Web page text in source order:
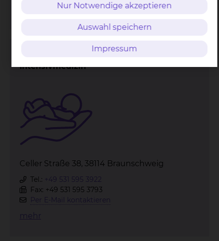
Neonatologie & Pädiatrische
Intensivmedizin
Celler Straße 38, 38114 Braunschweig
Tel.: +49 531 595 3922
Fax: +49 531 595 3793
Per E-Mail kontaktieren
mehr
Nur Notwendige akzeptieren
Auswahl speichern
Impressum